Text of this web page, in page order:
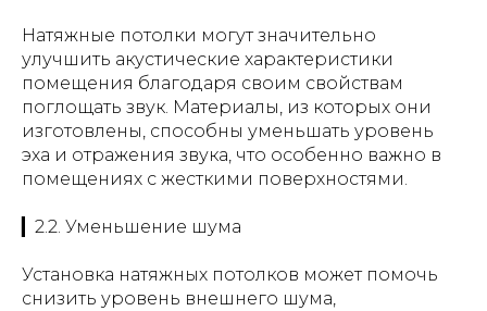
Натяжные потолки могут значительно
улучшить акустические характеристики
помещения благодаря своим свойствам
поглощать звук. Материалы, из которых они
изготовлены, способны уменьшать уровень
эха и отражения звука, что особенно важно в
помещениях с жесткими поверхностями.
▎2.2. Уменьшение шума
Установка натяжных потолков может помочь
снизить уровень внешнего шума,